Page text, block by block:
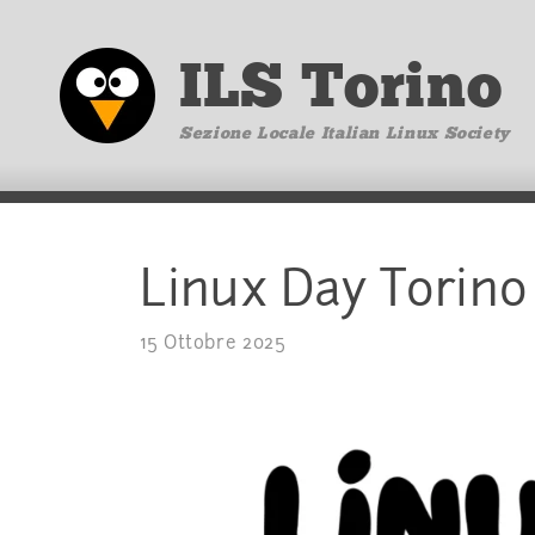
ILS Torino
Sezione Locale Italian Linux Society
Linux Day
15 Ottobre 2025